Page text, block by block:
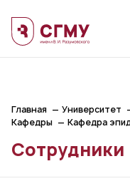
Главная Университет
Кафедры
Кафедра
Сотрудники